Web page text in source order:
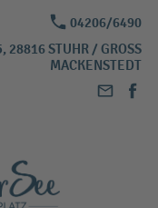
04206/6490
STUHR / GROSS M
ACKENSTEDT